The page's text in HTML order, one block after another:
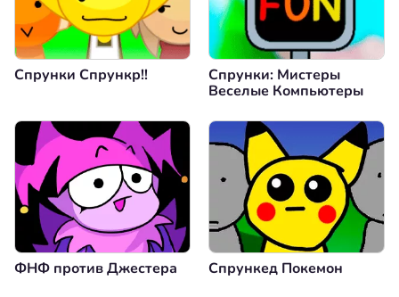
Спрунки Спрункр!!
Спрунки: Мистеры
Веселые Компьютеры
ФНФ против Джестера Спрункед Покемон